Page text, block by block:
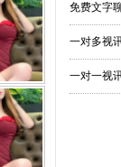
免费文字
一对多视
一对一视